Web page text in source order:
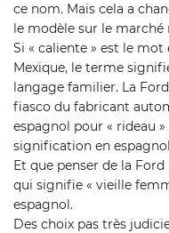
ce nom. Mais cela a
le modèle sur le marché
Si « caliente » est le mot
Mexique, le terme
langage familier. La
fiasco du fabricant
espagnol pour « rideau
signification en
Et que penser de la
qui signifie « vieille
espagnol.
Des choix pas très